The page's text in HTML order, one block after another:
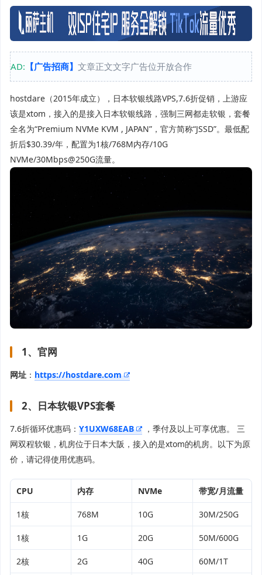
AD: 【广告招商】 文章正文文字广告位开放合作
hostdare（2015年成立）， 日本软银线路VPS,7.6折促销 ，上游应
该是xtom，接入的是接入日本软银线路，强制三网都走软银，套餐
全名为“Premium NVMe KVM , JAPAN”，官方简称“JSSD”。最低配
折后$30.39/年，配置为1核/768M内存/10G
NVMe/30Mbps@250G流量。
1、官网
网址 ： https://hostdare.com
2、日本软银VPS套餐
7.6折循环优惠码： Y1UXW68EAB
，季付及以上可享优惠。 三
网双程软银，机房位于日本大阪，接入的是xtom的机房。以下为原
价，请记得使用优惠码。
CPU 内存 NVMe 带宽/月流量
1核 768M 10G 30M/250G
1核 1G 20G 50M/600G
2核 2G 40G 60M/1T